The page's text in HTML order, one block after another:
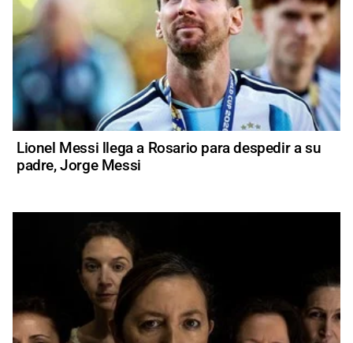
Lionel Messi llega a Rosario para despedir a su
padre, Jorge Messi